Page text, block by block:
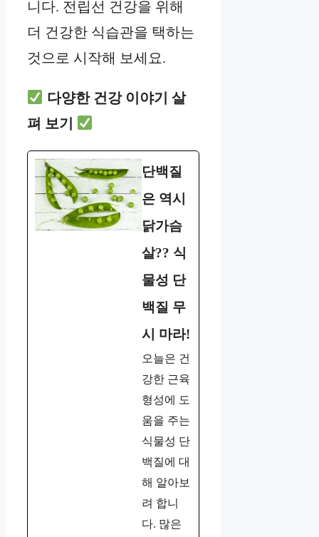
니다. 전립선 건강을 위해
더 건강한 식습관을 택하는
것으로 시작해 보세요.
다양한 건강 이야기 살
펴 보기
단백질
은 역시
닭가슴
살?? 식
물성 단
백질 무
시 마라!
오늘은 건
강한 근육
형성에 도
움을 주는
식물성 단
백질에 대
해 알아보
려 합니
다. 많은